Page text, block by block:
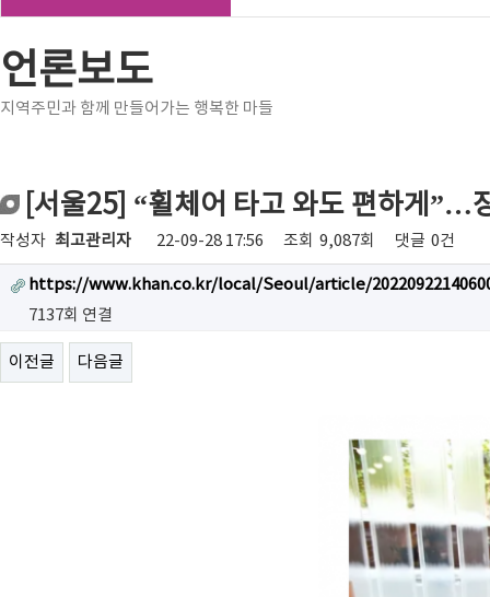
언론보도
지역주민과 함께 만들어가는 행복한 마들
[서울25] “휠체어 타고 와도 편하게”…
작성자 최고관리자 22-09-28 17:56 조회 9,087회 댓글 0건
https://www.khan.co.kr/local/Seoul/article/
7137회 연결
이전글 다음글